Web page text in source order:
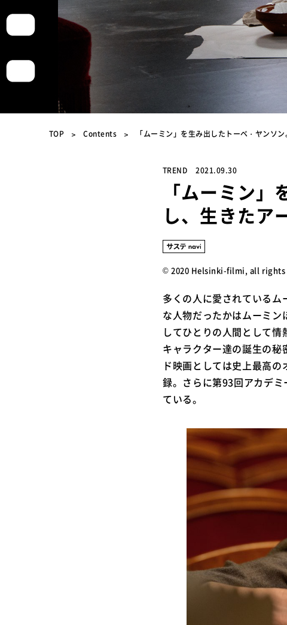
TOP Contents 「ムーミン」を生み出したトーベ・ヤンソ
TREND 2021.09.30
「ムーミン
し、生きたア
© 2020 Helsinki-filmi, all rights
多くの人に愛されている
な人物だったかはムーミ
してひとりの人間として
キャラクター達の誕生の
ド映画としては史上最高
録。さらに第93回アカデ
ている。